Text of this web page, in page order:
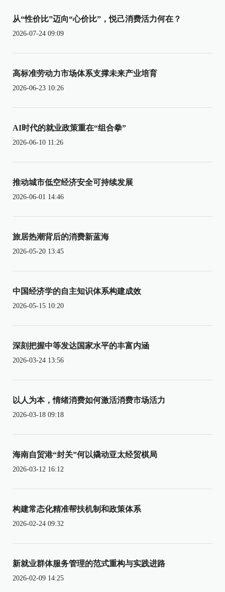
从“性价比”迈向“心价比”，悦己消费活力何在？
2026-07-24 09:09
高标准劳动力市场体系支撑未来产业培育
2026-06-23 10:26
AI时代的就业政策重在“组合拳”
2026-06-10 11:26
推动城市低空经济安全可持续发展
2026-06-01 14:46
旅居热潮背后的消费新蓝海
2026-05-20 13:45
中国经济学的自主知识体系构建成效
2026-05-15 10:20
深刻把握中等发达国家水平的丰富内涵
2026-03-24 13:56
以人为本，情绪消费如何激活消费市场活力
2026-03-18 09:18
海南自贸港“封关”何以撬动亚太经贸棋局
2026-03-12 16:12
构建常态化精准帮扶机制和政策体系
2026-02-24 09:32
新就业群体服务管理的范式重构与实践进路
2026-02-09 14:25